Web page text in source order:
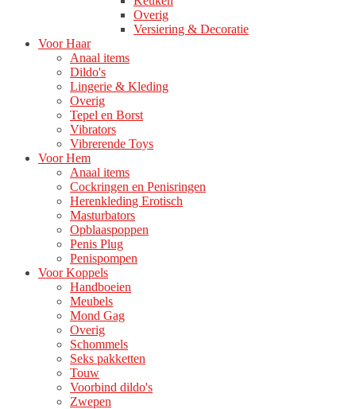
Overig
Versiering & Decoratie
Voor Haar
Anaal items
Dildo's
Lingerie & Kleding
Overig
Tepel en Borst
Vibrators
Vibrerende Toys
Voor Hem
Anaal items
Cockringen en Penisringen
Herenkleding Erotisch
Masturbators
Opblaaspoppen
Penis Plug
Penispompen
Voor Koppels
Handboeien
Meubels
Mond Gag
Overig
Schommels
Seks pakketten
Touw
Voorbind dildo's
Zwepen